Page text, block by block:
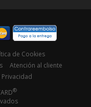
de Cookies
Atención al cliente
®